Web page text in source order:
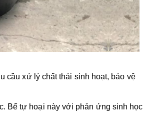
cầu xử lý chất thải sinh hoạt, bảo vệ
Bể tự hoại này với phản ứng sinh học